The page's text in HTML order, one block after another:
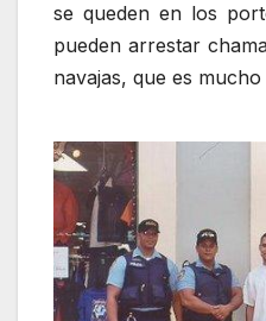
se queden en los
pueden arrestar
navajas, que es